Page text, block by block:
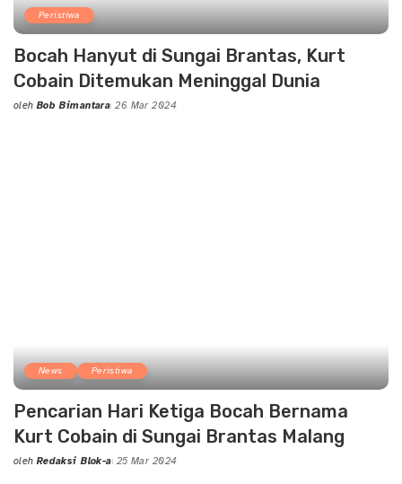
Peristiwa
Bocah Hanyut di Sungai Brantas, Kurt
Cobain Ditemukan Meninggal Dunia
Posted
oleh Bob Bimantara 26 Mar 2024
News Peristiwa
Pencarian Hari Ketiga Bocah Bernama
Kurt Cobain di Sungai Brantas Malang
Posted
oleh Redaksi Blok-a 25 Mar 2024